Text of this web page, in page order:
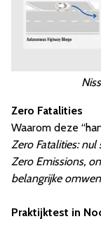
Zero Fatalities
Waarom deze
Zero Fatalities:
Zero Emissions,
belangrijke
Praktijktest in